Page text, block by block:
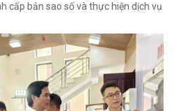
cấp bản sao số và thực hiện dịch vụ